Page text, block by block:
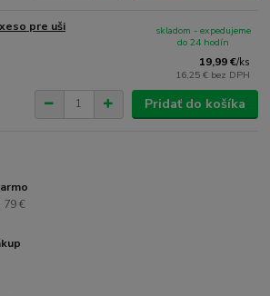
pre uši
19,99 €/ks
16,25 € bez DPH
skladom - expedujeme
do 24 hodín
Pridať do košíka
79 €